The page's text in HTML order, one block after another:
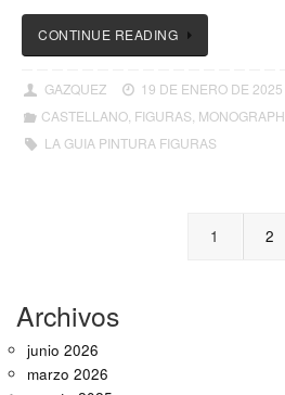
CONTINUE READING
GAZQUEZ
19 DE ENERO DE 2025
CASTELLANO, FIGURAS MONOGRAPH
LA GUIA PINTURA FIGURAS
1 2
Archivos
junio 2026
marzo 2026